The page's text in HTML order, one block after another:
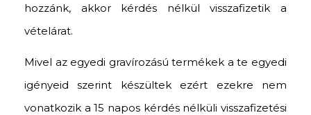
hozzánk, akkor kérdés nélkül visszafizetik a
vételárat.
Mivel az egyedi gravírozású termékek a te egyedi
igényeid szerint készültek ezért ezekre nem
vonatkozik a 15 napos kérdés nélküli visszafizetési